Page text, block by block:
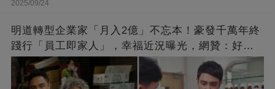
2025/09/24
明道轉型企業家「月入2億」不忘本！豪發千萬年終
踐行「員工即家人」，幸福近況曝光，網贊：好老
闆的福報